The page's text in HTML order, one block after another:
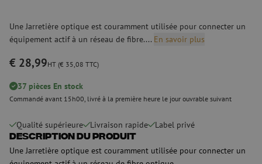
Une Jarretière optique est couramment utilisée pour connecter un
équipement actif à un réseau de fibre.... En savoir plus
€ 28,99HT (€ 35,08 TTC)
37 pièces En stock
Commandé avant 15h00, livré à la première heure le jour ouvrable suivant
Qualité supérieure Livraison rapide Label privé
Description du produit
Une Jarretière optique est couramment utilisée pour connecter un